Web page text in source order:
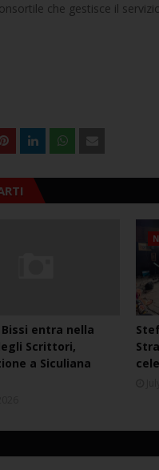
che gestisce il
entra nella
Scrittori,
a Siculiana